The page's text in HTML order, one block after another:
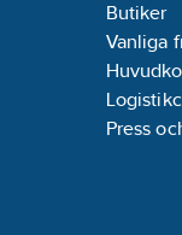
Butiker
Vanliga
Press